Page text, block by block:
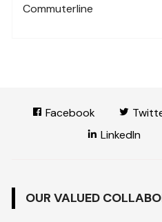
Commuterline
Facebook
LinkedIn
OUR VALUED